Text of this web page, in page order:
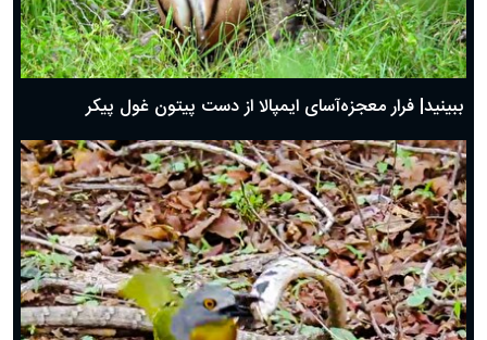
ببینید| فرار معجزه‌آسای ایمپالا از دست پیتون غول پیکر